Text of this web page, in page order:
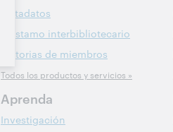
Metadatos
Préstamo interbibliotecario
Historias de miembros
Todos los productos y servicios »
Aprenda
Investigación